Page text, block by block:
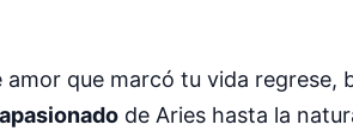
que marcó tu vida regrese,
de Aries hasta la